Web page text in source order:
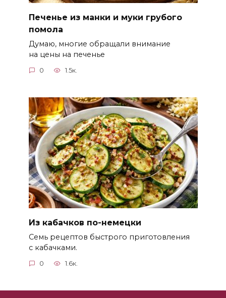
Печенье из манки и муки грубого
помола
Думаю, многие обращали внимание
на цены на печенье
0 1.5к.
Из кабачков по-немецки
Семь рецептов быстрого приготовления
с кабачками.
0 1.6к.